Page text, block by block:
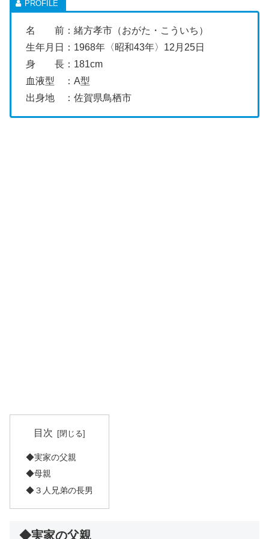
名 前：緒方孝市（おがた・こういち）
生年月日：1968年〈昭和43年〉12月25日
身 長：181cm
血液型 ：A型
出身地 ：佐賀県鳥栖市
目次
◆実家の父親
◆母親
◆３人兄弟の長男
◆実家の父親